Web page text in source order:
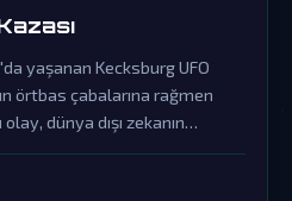
yaşanan Kecksburg UFO
örtbas çabalarına rağmen
dünya dışı zekanın
içinde barındırıyor.